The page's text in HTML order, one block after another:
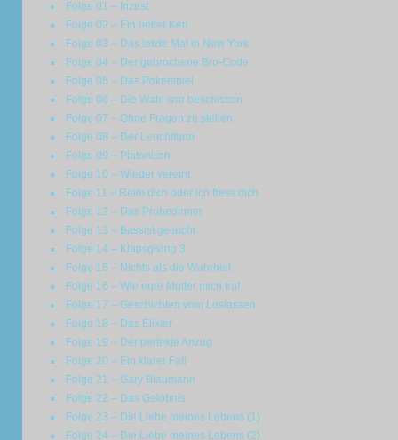
Folge 01 – Inzest
Folge 02 – Ein netter Kerl
Folge 03 – Das letzte Mal in New York
Folge 04 – Der gebrochene Bro-Code
Folge 05 – Das Pokerspiel
Folge 06 – Die Wahl war beschissen
Folge 07 – Ohne Fragen zu stellen
Folge 08 – Der Leuchtturm
Folge 09 – Platonisch
Folge 10 – Wieder vereint
Folge 11 – Reim dich oder ich fress dich
Folge 12 – Das Probedinner
Folge 13 – Bassist gesucht
Folge 14 – Klapsgiving 3
Folge 15 – Nichts als die Wahrheit
Folge 16 – Wie eure Mutter mich traf
Folge 17 – Geschichten vom Loslassen
Folge 18 – Das Elixier
Folge 19 – Der perfekte Anzug
Folge 20 – Ein klarer Fall
Folge 21 – Gary Blaumann
Folge 22 – Das Gelöbnis
Folge 23 – Die Liebe meines Lebens (1)
Folge 24 – Die Liebe meines Lebens (2)